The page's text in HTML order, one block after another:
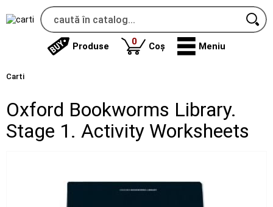
Produse 0produse
Coș Meniu
Carti
Oxford Bookworms Library.
Stage 1. Activity Worksheets